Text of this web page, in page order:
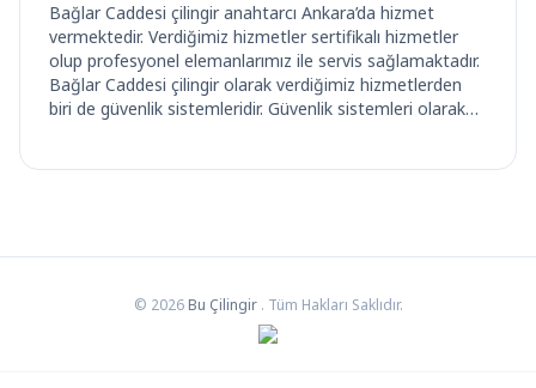
Bağlar Caddesi çilingir anahtarcı Ankara’da hizmet
vermektedir. Verdiğimiz hizmetler sertifikalı hizmetler
olup profesyonel elemanlarımız ile servis sağlamaktadır.
Bağlar Caddesi çilingir olarak verdiğimiz hizmetlerden
biri de güvenlik sistemleridir. Güvenlik sistemleri olarak…
© 2026 Bu Çilingir . Tüm Hakları Saklıdır.